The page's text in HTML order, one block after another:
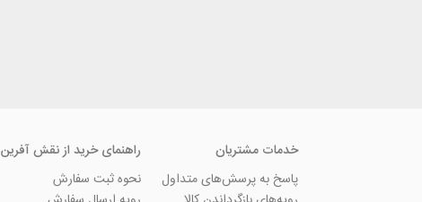
خدمات مشتریان
پاسخ به پرسش‌های متداول
راهنمای خرید از نقش آفرین
نحوه ثبت سفارش